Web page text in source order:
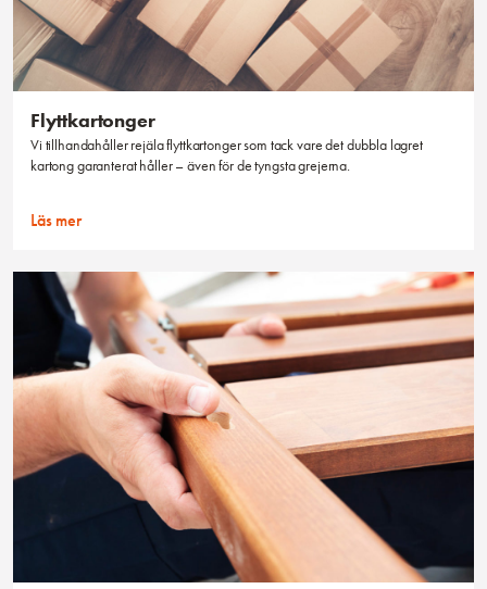
Flyttkartonger
Vi tillhandahåller rejäla flyttkartonger som tack vare det dubbla lagret
kartong garanterat håller – även för de tyngsta grejerna.
Läs mer